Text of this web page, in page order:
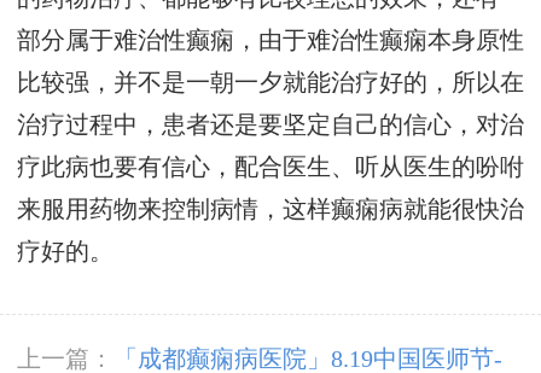
部分属于难治性癫痫，由于难治性癫痫本身原性
比较强，并不是一朝一夕就能治疗好的，所以在
治疗过程中，患者还是要坚定自己的信心，对治
疗此病也要有信心，配合医生、听从医生的吩咐
来服用药物来控制病情，这样癫痫病就能很快治
疗好的。
上一篇：
「成都癫痫病医院」8.19中国医师节-